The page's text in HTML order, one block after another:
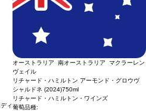
ィ
オーストラリア 南オーストラリア マクラーレン
ヴェイル
リチャード・ハミルトン アーモンド・グロウヴ
シャルドネ (2024)750ml
リチャード・ハミルトン・ワインズ
葡萄品種: